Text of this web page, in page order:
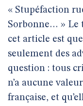
« Stupéfaction
Sorbonne… » Le
cet article est
seulement des
question : tous
n’a aucune
française, et